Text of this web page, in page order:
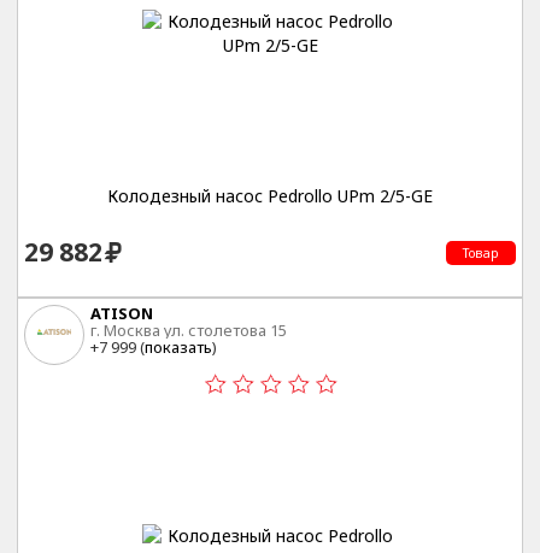
Колодезный насос Pedrollo UPm 2/5-GE
29 882 Товар
ATISON
г. Москва ул. столетова 15
+7 999 (показать)